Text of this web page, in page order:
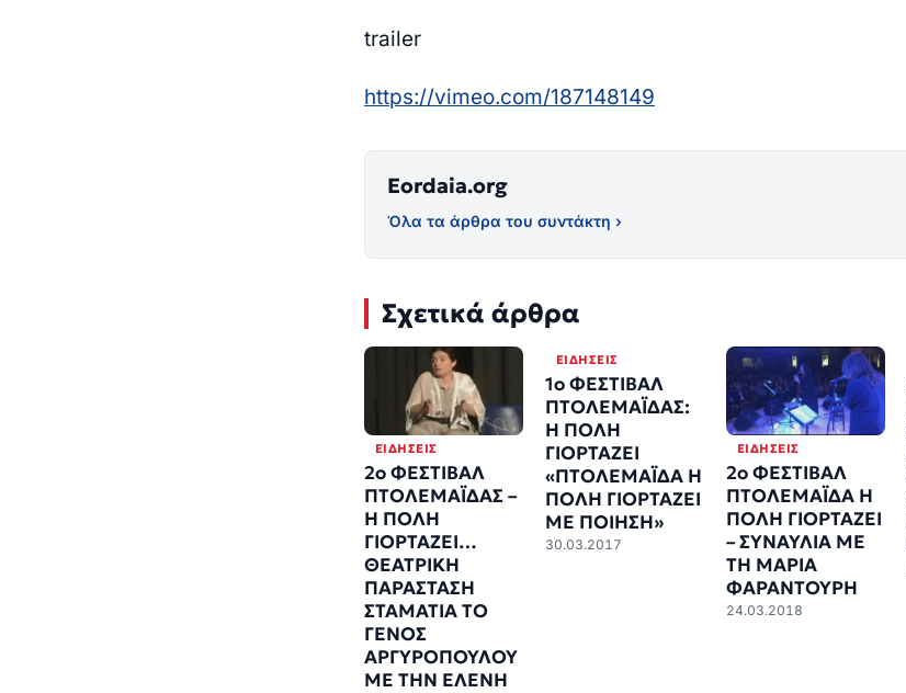
trailer
https://vimeo.com/187148149
Eordaia.org
Όλα τα άρθρα του συντάκτη ›
Σχετικά άρθρα
ΕΙΔΉΣΕΙΣ
2ο ΦΕΣΤΙΒΑΛ
ΠΤΟΛΕΜΑΪΔΑΣ –
Η ΠΟΛΗ
ΓΙΟΡΤΑΖΕΙ…
ΘΕΑΤΡΙΚΗ
ΠΑΡΑΣΤΑΣΗ
ΣΤΑΜΑΤΙΑ ΤΟ
ΓΕΝΟΣ
ΑΡΓΥΡΟΠΟΥΛΟΥ
ΜΕ ΤΗΝ ΕΛΕΝΗ
ΕΙΔΉΣΕΙΣ
1o ΦΕΣΤΙΒΑΛ
ΠΤΟΛΕΜΑΪΔΑΣ:
Η ΠΟΛΗ
ΓΙΟΡΤΑΖΕΙ
«ΠΤΟΛΕΜΑΪΔΑ Η
ΠΟΛΗ ΓΙΟΡΤΑΖΕΙ
ΜΕ ΠΟΙΗΣΗ»
30.03.2017
ΕΙΔΉΣΕΙΣ
2o ΦΕΣΤΙΒΑΛ
ΠΤΟΛΕΜΑΪΔΑ Η
ΠΟΛΗ ΓΙΟΡΤΑΖΕΙ
– ΣΥΝΑΥΛΙΑ ΜΕ
ΤΗ ΜΑΡΙΑ
ΦΑΡΑΝΤΟΥΡΗ
24.03.2018